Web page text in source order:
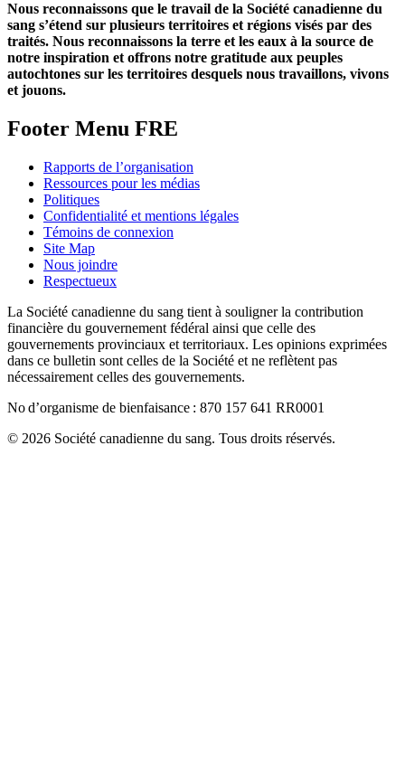
Nous reconnaissons que le travail de la Société canadienne du
sang s’étend sur plusieurs territoires et régions visés par des
traités. Nous reconnaissons la terre et les eaux à la source de
notre inspiration et offrons notre gratitude aux peuples
autochtones sur les territoires desquels nous travaillons, vivons
et jouons.
Footer Menu FRE
Rapports de l’organisation
Ressources pour les médias
Politiques
Confidentialité et mentions légales
Témoins de connexion
Site Map
Nous joindre
Respectueux
La Société canadienne du sang tient à souligner la contribution
financière du gouvernement fédéral ainsi que celle des
gouvernements provinciaux et territoriaux. Les opinions exprimées
dans ce bulletin sont celles de la Société et ne reflètent pas
nécessairement celles des gouvernements.
No d’organisme de bienfaisance : 870 157 641 RR0001
© 2026 Société canadienne du sang. Tous droits réservés.